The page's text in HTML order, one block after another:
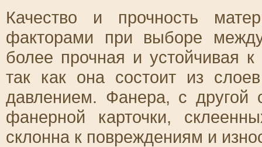
Качество и прочность
факторами при выборе
более прочная и устойчивая
так как она состоит из
давлением. Фанера, с другой
фанерной карточки,
склонна к повреждениям и